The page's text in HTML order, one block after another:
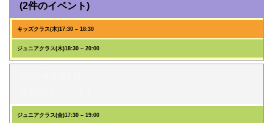
(2件のイベント)
キッズクラス(木)17:30 – 18:30
ジュニアクラス(木)18:30 – 20:00
ジュニアクラス(金)17:30 – 19:00